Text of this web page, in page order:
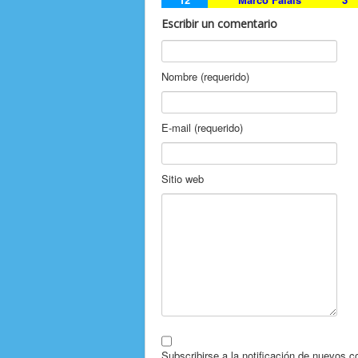
Escribir un comentario
Nombre (requerido)
E-mail (requerido)
Sitio web